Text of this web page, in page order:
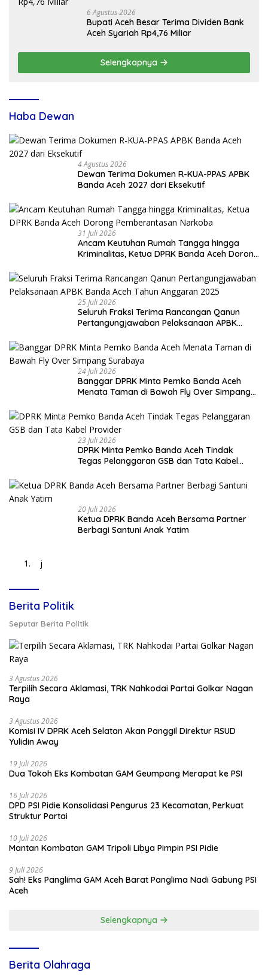
6 Agustus 2026
Bupati Aceh Besar Terima Dividen Bank
Aceh Syariah Rp4,76 Miliar
Selengkapnya
Haba Dewan
4 Agustus 2026
Dewan Terima Dokumen R-KUA-PPAS APBK
Banda Aceh 2027 dari Eksekutif
31 Juli 2026
Ancam Keutuhan Rumah Tangga hingga
Kriminalitas, Ketua DPRK Banda Aceh Dorong
25 Juli 2026
Seluruh Fraksi Terima Rancangan Qanun
Pertangungjawaban Pelaksanaan APBK
24 Juli 2026
Banggar DPRK Minta Pemko Banda Aceh
Menata Taman di Bawah Fly Over Simpang
23 Juli 2026
DPRK Minta Pemko Banda Aceh Tindak
Tegas Pelanggaran GSB dan Tata Kabel
20 Juli 2026
Ketua DPRK Banda Aceh Bersama Partner
Berbagi Santuni Anak Yatim
j
Berita Politik
Seputar Berita Politik
3 Agustus 2026
Terpilih Secara Aklamasi, TRK Nahkodai Partai Golkar Nagan
Raya
3 Agustus 2026
Komisi IV DPRK Aceh Selatan Akan Panggil Direktur RSUD
Yulidin Away
19 Juli 2026
Dua Tokoh Eks Kombatan GAM Geumpang Merapat ke PSI
16 Juli 2026
DPD PSI Pidie Konsolidasi Pengurus 23 Kecamatan, Perkuat
Struktur Partai
10 Juli 2026
Mantan Kombatan GAM Tripoli Libya Pimpin PSI Pidie
9 Juli 2026
Sah! Eks Panglima GAM Aceh Barat Panglima Nadi Gabung PSI
Aceh
Selengkapnya
Berita Olahraga